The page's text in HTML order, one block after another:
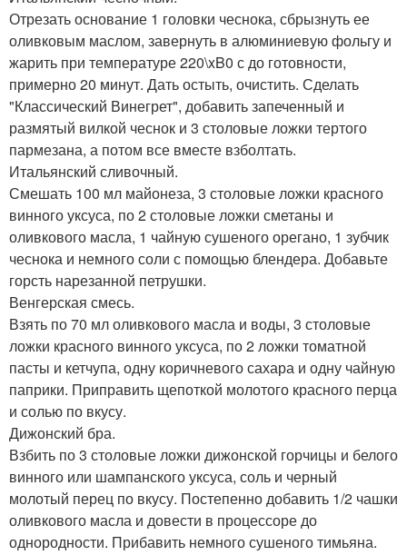
Отрезать основание 1 головки чеснока, сбрызнуть ее
оливковым маслом, завернуть в алюминиевую фольгу и
жарить при температуре 220\xB0 с до готовности,
примерно 20 минут. Дать остыть, очистить. Сделать
"Классический Винегрет", добавить запеченный и
размятый вилкой чеснок и 3 столовые ложки тертого
пармезана, а потом все вместе взболтать.
Итальянский сливочный.
Смешать 100 мл майонеза, 3 столовые ложки красного
винного уксуса, по 2 столовые ложки сметаны и
оливкового масла, 1 чайную сушеного орегано, 1 зубчик
чеснока и немного соли с помощью блендера. Добавьте
горсть нарезанной петрушки.
Венгерская смесь.
Взять по 70 мл оливкового масла и воды, 3 столовые
ложки красного винного уксуса, по 2 ложки томатной
пасты и кетчупа, одну коричневого сахара и одну чайную
паприки. Приправить щепоткой молотого красного перца
и солью по вкусу.
Дижонский бра.
Взбить по 3 столовые ложки дижонской горчицы и белого
винного или шампанского уксуса, соль и черный
молотый перец по вкусу. Постепенно добавить 1/2 чашки
оливкового масла и довести в процессоре до
однородности. Прибавить немного сушеного тимьяна.